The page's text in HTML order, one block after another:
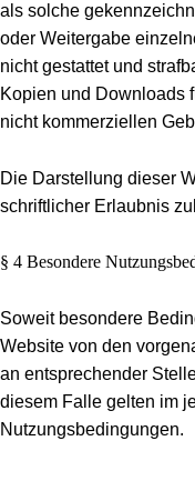
als solche
oder Weitergabe
nicht gestattet und
Kopien und Downloads
nicht kommerziellen
Die Darstellung dieser
schriftlicher Erlaubnis
§ 4 Besondere
Soweit besondere
Website von den
an entsprechender
diesem Falle gelten im
Nutzungsbedingungen.